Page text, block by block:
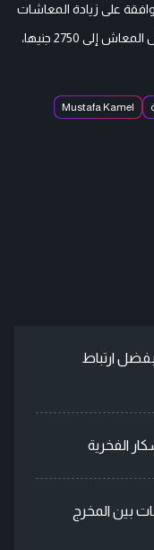
على زيادة المعاشات
اعتبارا من شهر يونيو المقبل بنسبة 10%، ليصل المعاش إلى 2750 جنيها،
Mustafa Kamel
ارتباط
الفخرية
بين المخرج